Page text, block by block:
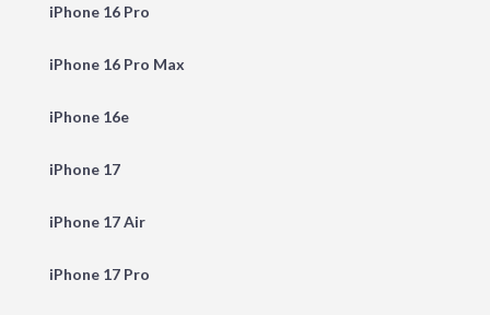
iPhone 16 Pro
iPhone 16 Pro Max
iPhone 16e
iPhone 17
iPhone 17 Air
iPhone 17 Pro